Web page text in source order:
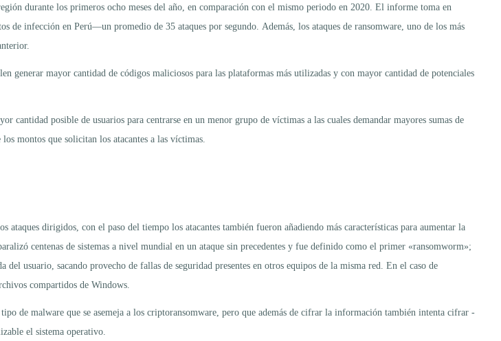
durante los primeros ocho meses del año, en comparación con el mismo periodo en 2020. El informe toma en
de infección en Perú—un promedio de 35 ataques por segundo. Además, los ataques de ransomware, uno de los más
mayor cantidad de códigos maliciosos para las plataformas más utilizadas y con mayor cantidad de potenciales
cantidad posible de usuarios para centrarse en un menor grupo de víctimas a las cuales demandar mayores sumas de
montos que solicitan los atacantes a las víctimas.
ataques dirigidos, con el paso del tiempo los atacantes también fueron añadiendo más características para aumentar la
centenas de sistemas a nivel mundial en un ataque sin precedentes y fue definido como el primer «ransomworm»;
usuario, sacando provecho de fallas de seguridad presentes en otros equipos de la misma red. En el caso de
compartidos de Windows.
de malware que se asemeja a los criptoransomware, pero que además de cifrar la información también intenta cifrar -
el sistema operativo.